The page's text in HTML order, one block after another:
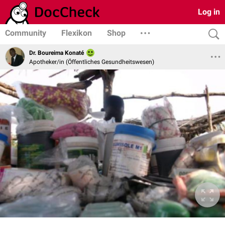
Log in
Community Flexikon Shop
Dr. Boureima Konaté
Apotheker/in (Öffentliches Gesundheitswesen)